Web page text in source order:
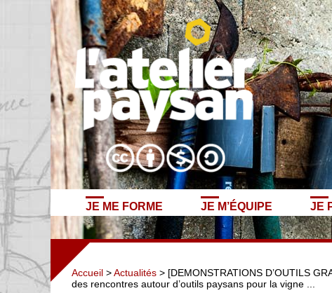
JE ME FORME JE M’ÉQUIPE JE
Accueil >Actualités > [DEMONSTRATIONS D’OUTILS
des rencontres autour d’outils paysans pour la vigne ...